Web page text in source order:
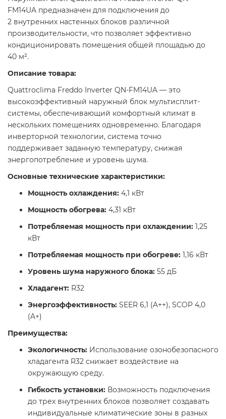
FM14UA предназначен для подключения до
2 внутренних настенных блоков различной
производительности, что позволяет эффективно
кондиционировать помещения общей площадью до
40 м². ​
Описание товара:
Quattroclima Freddo Inverter QN-FM14UA — это
высокоэффективный наружный блок мультисплит-
системы, обеспечивающий комфортный климат в
нескольких помещениях одновременно. Благодаря
инверторной технологии, система точно
поддерживает заданную температуру, снижая
энергопотребление и уровень шума.​
Основные технические характеристики:
Мощность охлаждения: 4,1 кВт​
Мощность обогрева: 4,31 кВт​
Потребляемая мощность при охлаждении: 1,25
кВт​
Потребляемая мощность при обогреве: 1,16 кВт​
Уровень шума наружного блока: 55 дБ​
Хладагент: R32​
Энергоэффективность: SEER 6,1 (A++), SCOP 4,0
(A+)
Преимущества:
Экологичность: Использование озонобезопасного
хладагента R32 снижает воздействие на
окружающую среду.​
Гибкость установки: Возможность подключения
до трех внутренних блоков позволяет создавать
индивидуальные климатические зоны в разных